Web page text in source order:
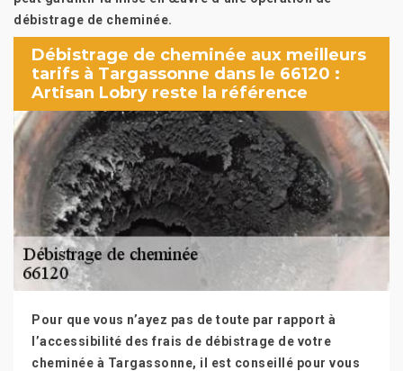
débistrage de cheminée.
Débistrage de cheminée aux meilleurs
tarifs à Targassonne dans le 66120 :
Artisan Lobry reste la référence
Pour que vous n’ayez pas de toute par rapport à
l’accessibilité des frais de débistrage de votre
cheminée à Targassonne, il est conseillé pour vous